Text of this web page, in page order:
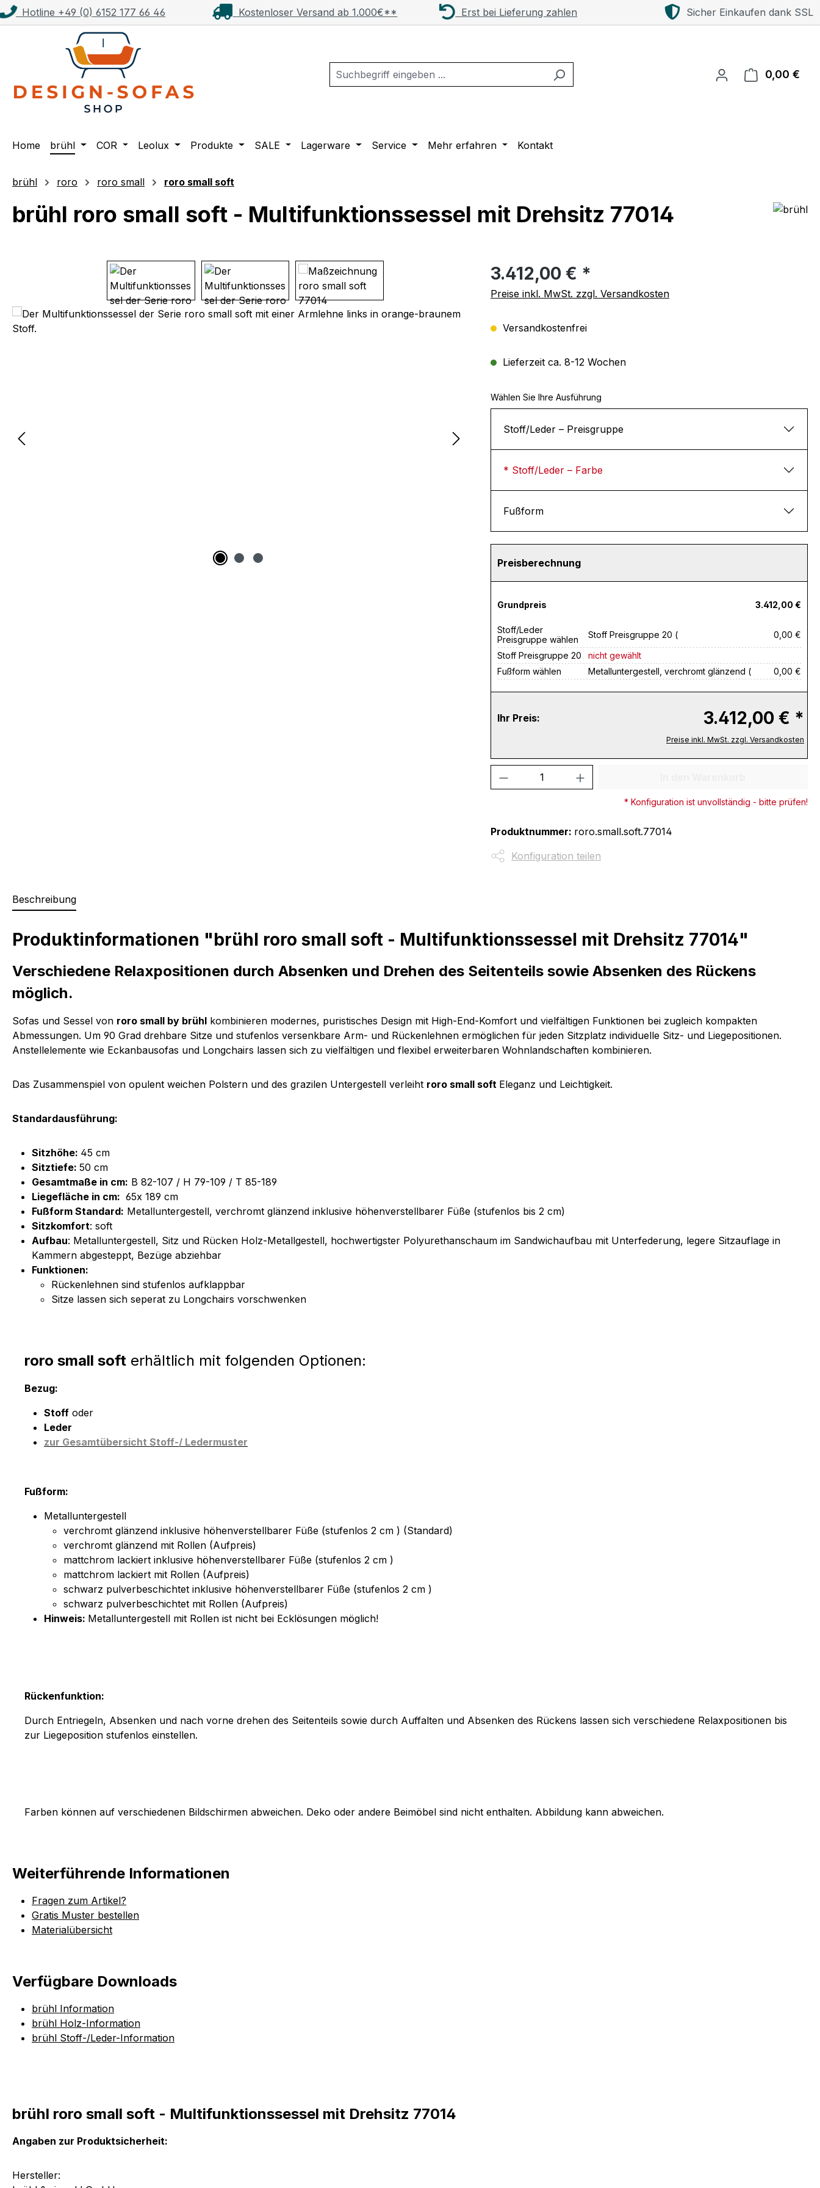
Hauptinhalt springen
Zur Suche springen
Zur Hauptnavigation springen
Hotline +49 (0) 6152 177 66 46 Kostenloser Versand ab 1.000€** Erst bei Lieferung zahlen Sicher Einkaufen dank SSL
0,00 €
Home brühl COR Leolux Produkte SALE Lagerware Service Mehr erfahren Kontakt
brühl roro roro small roro small soft
brühl roro small soft - Multifunktionssessel mit Drehsitz 77014
Bildergalerie überspringen Regulärer Preis:
3.412,00 € *
Preise inkl. MwSt. zzgl. Versandkosten
Versandkostenfrei
Lieferzeit ca. 8-12 Wochen
Wählen Sie Ihre Ausführung
Stoff/Leder – Preisgruppe
* Stoff/Leder – Farbe
Fußform
Preisberechnung
Grundpreis 3.412,00 €
Stoff/Leder
Preisgruppe wählen
Stoff Preisgruppe 20 (
0,00 €
Stoff Preisgruppe 20
nicht gewählt
Fußform wählen
Metalluntergestell, verchromt glänzend ( 0,00 €
Ihr Preis: 3.412,00 € *
Preise inkl. MwSt. zzgl. Versandkosten
Produkt Anzahl: Gib den gewünschten Wert
* Konfiguration ist unvollständig - bitte prüfen!
Produktnummer: roro.small.soft.77014
Konfiguration teilen
Beschreibung
Produktinformationen "brühl roro small soft - Multifunktionssessel mit Drehsitz 77014"
Verschiedene Relaxpositionen durch Absenken und Drehen des Seitenteils sowie Absenken des Rückens
möglich.
Sofas und Sessel von roro small by brühl kombinieren modernes, puristisches Design mit High-End-Komfort und vielfältigen Funktionen bei zugleich kompakten
Abmessungen. Um 90 Grad drehbare Sitze und stufenlos versenkbare Arm- und Rückenlehnen ermöglichen für jeden Sitzplatz individuelle Sitz- und Liegepositionen.
Anstellelemente wie Eckanbausofas und Longchairs lassen sich zu vielfältigen und flexibel erweiterbaren Wohnlandschaften kombinieren.
Das Zusammenspiel von opulent weichen Polstern und des grazilen Untergestell verleiht roro small soft Eleganz und Leichtigkeit.
Standardausführung:
Sitzhöhe: 45 cm
Sitztiefe: 50 cm
Gesamtmaße in cm: B 82-107 / H 79-109 / T 85-189
Liegefläche in cm: 65x 189 cm
Fußform Standard: Metalluntergestell, verchromt glänzend inklusive höhenverstellbarer Füße (stufenlos bis 2 cm)
Sitzkomfort: soft
Aufbau: Metalluntergestell, Sitz und Rücken Holz-Metallgestell, hochwertigster Polyurethanschaum im Sandwichaufbau mit Unterfederung, legere Sitzauflage in
Kammern abgesteppt, Bezüge abziehbar
Funktionen:
Rückenlehnen sind stufenlos aufklappbar
Sitze lassen sich seperat zu Longchairs vorschwenken
roro small soft erhältlich mit folgenden Optionen:
Bezug:
Stoff oder
Leder
zur Gesamtübersicht Stoff-/ Ledermuster
Fußform:
Metalluntergestell
verchromt glänzend inklusive höhenverstellbarer Füße (stufenlos 2 cm ) (Standard)
verchromt glänzend mit Rollen (Aufpreis)
mattchrom lackiert inklusive höhenverstellbarer Füße (stufenlos 2 cm )
mattchrom lackiert mit Rollen (Aufpreis)
schwarz pulverbeschichtet inklusive höhenverstellbarer Füße (stufenlos 2 cm )
schwarz pulverbeschichtet mit Rollen (Aufpreis)
Hinweis: Metalluntergestell mit Rollen ist nicht bei Ecklösungen möglich!
Rückenfunktion:
Durch Entriegeln, Absenken und nach vorne drehen des Seitenteils sowie durch Auffalten und Absenken des Rückens lassen sich verschiedene Relaxpositionen bis
zur Liegeposition stufenlos einstellen.
Farben können auf verschiedenen Bildschirmen abweichen. Deko oder andere Beimöbel sind nicht enthalten. Abbildung kann abweichen.
Weiterführende Informationen
Fragen zum Artikel?
Gratis Muster bestellen
Materialübersicht
Verfügbare Downloads
brühl Information
brühl Holz-Information
brühl Stoff-/Leder-Information
brühl roro small soft - Multifunktionssessel mit Drehsitz 77014
Angaben zur Produktsicherheit:
Hersteller: